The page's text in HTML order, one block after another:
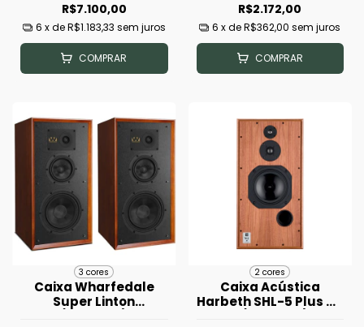
R$7.100,00
6 x deR$1.183,33 sem juros
COMPRAR
R$2.172,00
6 x deR$362,00 sem juros
COMPRAR
3 cores
Caixa Wharfedale
Super Linton
2 cores
Caixa Acústica
Harbeth SHL-5 Plus XD